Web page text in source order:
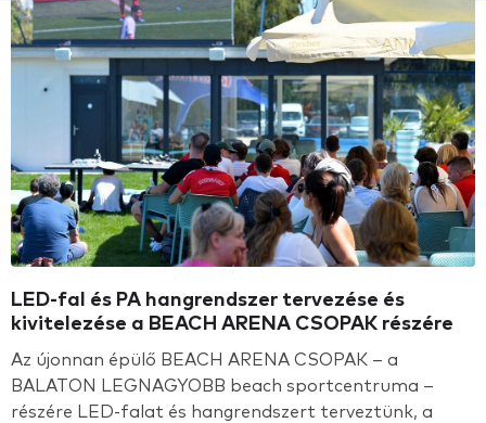
LED-fal és PA hangrendszer tervezése és
kivitelezése a BEACH ARENA CSOPAK részére
Az újonnan épülő BEACH ARENA CSOPAK – a
BALATON LEGNAGYOBB beach sportcentruma –
részére LED-falat és hangrendszert terveztünk, a